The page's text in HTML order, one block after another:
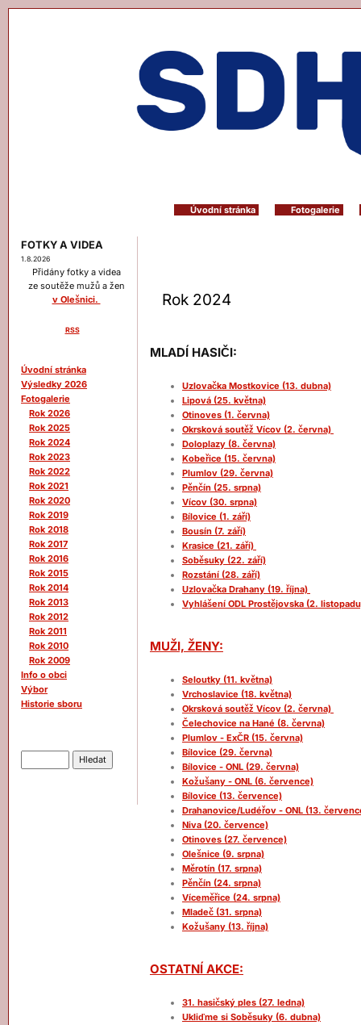
Úvodní stránka Fotogalerie
FOTKY A VIDEA
1.8.2026
Přidány fotky a videa
ze soutěže mužů a žen
v Olešnici.
RSS
Úvodní stránka
Výsledky 2026
Fotogalerie
Rok 2026
Rok 2025
Rok 2024
Rok 2023
Rok 2022
Rok 2021
Rok 2020
Rok 2019
Rok 2018
Rok 2017
Rok 2016
Rok 2015
Rok 2014
Rok 2013
Rok 2012
Rok 2011
Rok 2010
Rok 2009
Info o obci
Výbor
Historie sboru
Rok 2024
MLADÍ HASIČI:
Uzlovačka Mostkovice (13. dubna)
Lipová (25. května)
Otinoves (1. června)
Okrsková soutěž Vícov (2. června)
Doloplazy (8. června)
Kobeřice (15. června)
Plumlov (29. června)
Pěnčín (25. srpna)
Vícov (30. srpna)
Bílovice (1. září)
Bousín (7. září)
Krasice (21. září)
Soběsuky (22. září)
Rozstání (28. září)
Uzlovačka Drahany (19. října)
Vyhlášení ODL Prostějovska (2.
MUŽI, ŽENY:
Seloutky (11. května)
Vrchoslavice (18. května)
Okrsková soutěž Vícov (2. června)
Čelechovice na Hané (8. června)
Plumlov - ExČR (15. června)
Bílovice (29. června)
Bílovice - ONL (29. června)
Kožušany - ONL (6. července)
Bílovice (13. července)
Drahanovice/Ludéřov - ONL (13.
Niva (20. července)
Otinoves (27. července)
Olešnice (9. srpna)
Měrotín (17. srpna)
Pěnčín (24. srpna)
Víceměřice (24. srpna)
Mladeč (31. srpna)
Kožušany (13. října)
OSTATNÍ AKCE:
31. hasičský ples (27. ledna)
Ukliďme si Soběsuky (6. dubna)